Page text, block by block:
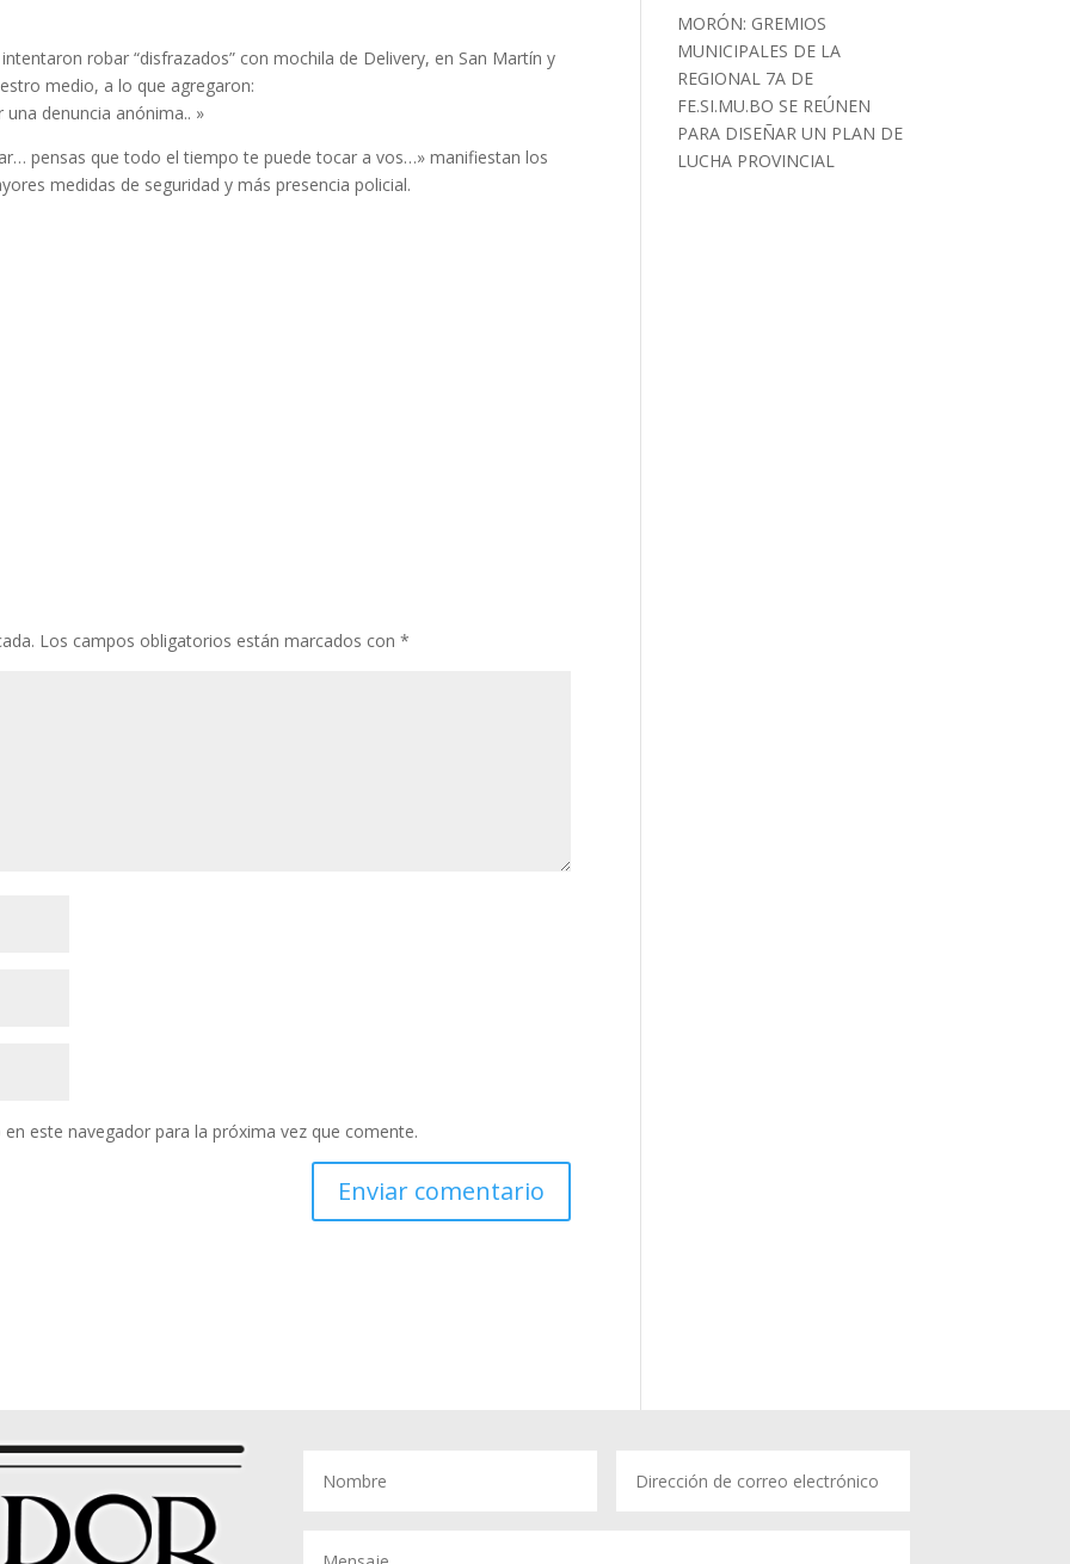
robar “disfrazados” con mochila de Delivery, en San Martín y
medio, a lo que agregaron:
denuncia anónima.. »
pensas que todo el tiempo te puede tocar a vos…» manifiestan los
medidas de seguridad y más presencia policial.
Los campos obligatorios están marcados con*
este navegador para la próxima vez que comente.
MORÓN: GREMIOS
MUNICIPALES DE LA
REGIONAL 7A DE
FE.SI.MU.BO SE REÚNEN
PARA DISEÑAR UN PLAN DE
LUCHA PROVINCIAL